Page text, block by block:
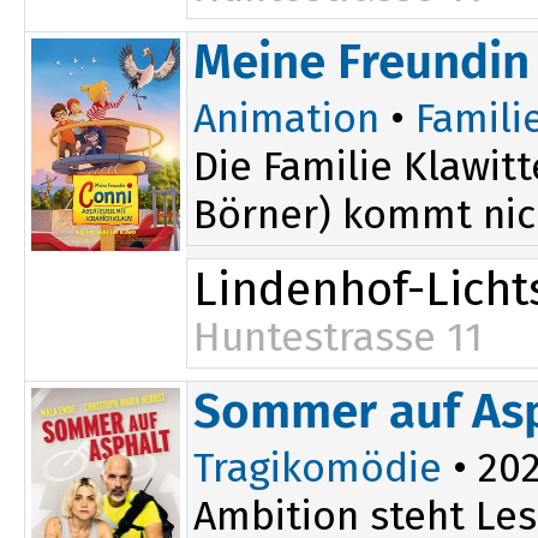
Meine
Animation •
Die Familie
Börner) kommt
Lindenhof-
Huntestrasse 11
Sommer auf
Tragikomödie •
Ambition steht